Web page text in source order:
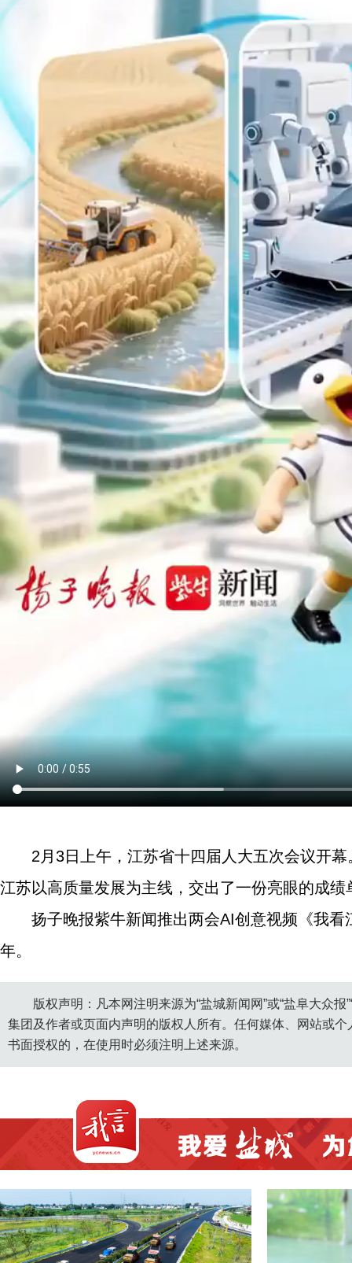
2月3日上午，江苏省十四届人大五次会议开
江苏以高质量发展为主线，交出了一份亮眼的成绩
扬子晚报紫牛新闻推出两会AI创意视频《我
年。
版权声明：凡本网注明来源为“盐城新闻网”或“盐阜大众
集团及作者或页面内声明的版权人所有。任何媒体、网站或
书面授权的，在使用时必须注明上述来源。